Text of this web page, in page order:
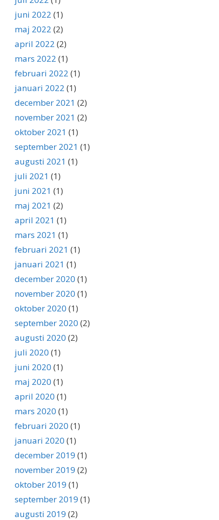
juni 2022 (1)
maj 2022 (2)
april 2022 (2)
mars 2022 (1)
februari 2022 (1)
januari 2022 (1)
december 2021 (2)
november 2021 (2)
oktober 2021 (1)
september 2021 (1)
augusti 2021 (1)
juli 2021 (1)
juni 2021 (1)
maj 2021 (2)
april 2021 (1)
mars 2021 (1)
februari 2021 (1)
januari 2021 (1)
december 2020 (1)
november 2020 (1)
oktober 2020 (1)
september 2020 (2)
augusti 2020 (2)
juli 2020 (1)
juni 2020 (1)
maj 2020 (1)
april 2020 (1)
mars 2020 (1)
februari 2020 (1)
januari 2020 (1)
december 2019 (1)
november 2019 (2)
oktober 2019 (1)
september 2019 (1)
augusti 2019 (2)